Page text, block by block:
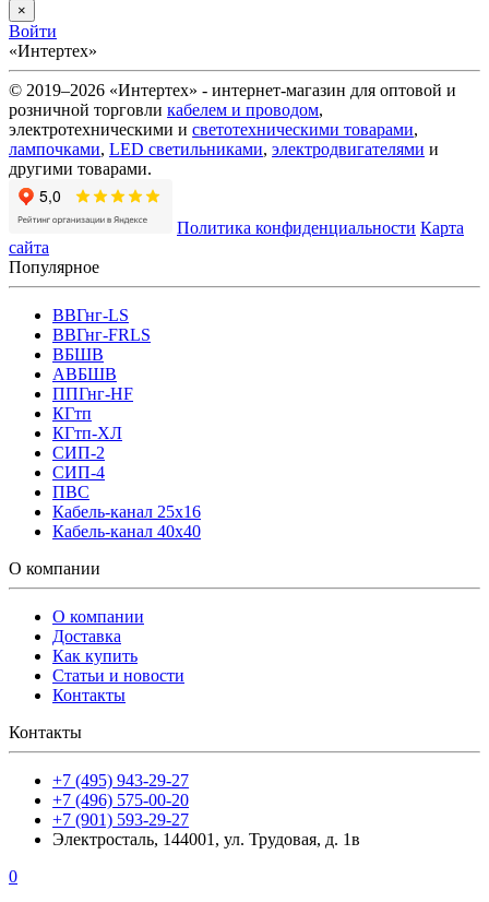
×
Войти
«Интертех»
© 2019–2026 «Интертех» - интернет-магазин для оптовой и
розничной торговли кабелем и проводом,
электротехническими и светотехническими товарами,
лампочками, LED светильниками, электродвигателями и
другими товарами.
Политика конфиденциальности Карта
сайта
Популярное
ВВГнг-LS
ВВГнг-FRLS
ВБШВ
АВБШВ
ППГнг-HF
КГтп
КГтп-ХЛ
СИП-2
СИП-4
ПВС
Кабель-канал 25х16
Кабель-канал 40х40
О компании
О компании
Доставка
Как купить
Статьи и новости
Контакты
Контакты
+7 (495) 943-29-27
+7 (496) 575-00-20
+7 (901) 593-29-27
Электросталь, 144001, ул. Трудовая, д. 1в
0